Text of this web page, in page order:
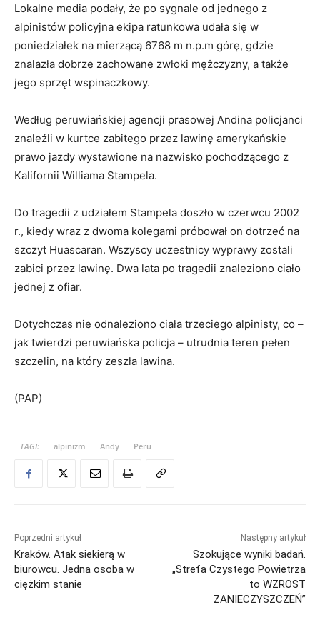
Lokalne media podały, że po sygnale od jednego z
alpinistów policyjna ekipa ratunkowa udała się w
poniedziałek na mierzącą 6768 m n.p.m górę, gdzie
znalazła dobrze zachowane zwłoki mężczyzny, a także
jego sprzęt wspinaczkowy.
Według peruwiańskiej agencji prasowej Andina policjanci
znaleźli w kurtce zabitego przez lawinę amerykańskie
prawo jazdy wystawione na nazwisko pochodzącego z
Kalifornii Williama Stampela.
Do tragedii z udziałem Stampela doszło w czerwcu 2002
r., kiedy wraz z dwoma kolegami próbował on dotrzeć na
szczyt Huascaran. Wszyscy uczestnicy wyprawy zostali
zabici przez lawinę. Dwa lata po tragedii znaleziono ciało
jednej z ofiar.
Dotychczas nie odnaleziono ciała trzeciego alpinisty, co –
jak twierdzi peruwiańska policja – utrudnia teren pełen
szczelin, na który zeszła lawina.
(PAP)
TAGI: alpinizm Andy Peru
Poprzedni artykuł
Kraków. Atak siekierą w
biurowcu. Jedna osoba w
ciężkim stanie
Następny artykuł
Szokujące wyniki badań.
„Strefa Czystego Powietrza
to WZROST
ZANIECZYSZCZEŃ”